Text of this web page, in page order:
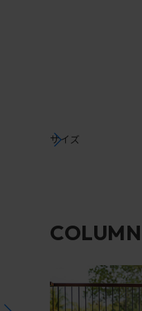
サイズ
COLUMN